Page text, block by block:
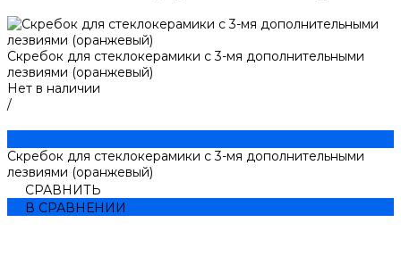
Скребок для стеклокерамики с 3-мя дополнительными
лезвиями (оранжевый)
Нет в наличии
/
Скребок для стеклокерамики с 3-мя дополнительными
лезвиями (оранжевый)
СРАВНИТЬ
В СРАВНЕНИИ